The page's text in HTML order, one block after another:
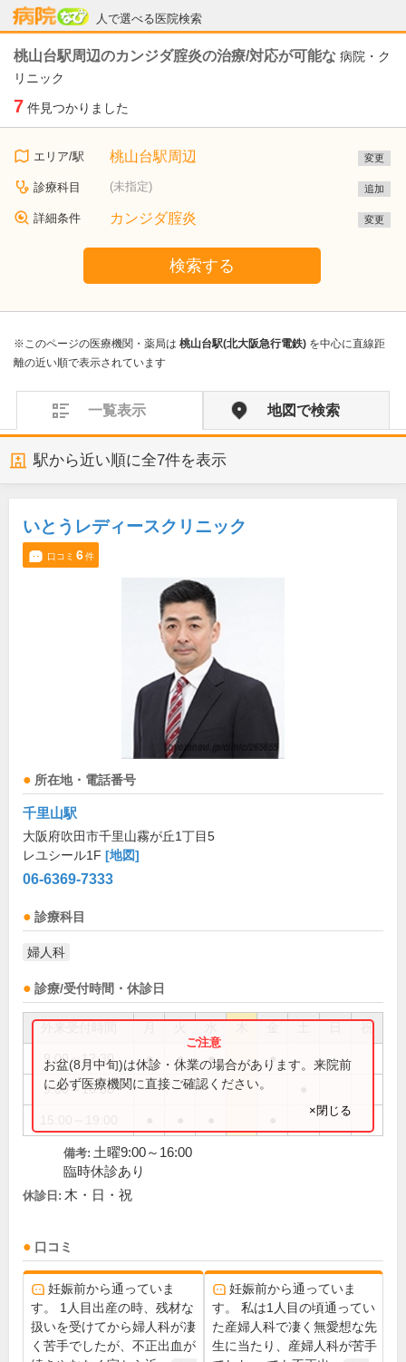
人で選べる医院検索
病院なび
桃山台駅周辺のカンジダ腟炎の治療/対応が可能な 病院・ク
リニック
7 件見つかりました
エリア/駅 桃山台駅周辺 変更
診療科目 (未指定) 追加
詳細条件 カンジダ腟炎 変更
検索する
※このページの医療機関・薬局は 桃山台駅(北大阪急行電鉄) を中心に直線距
離の近い順で表示されています
一覧表示 地図で検索
駅から近い順に全7件を表示
いとうレディースクリニック
口コミ 6件
所在地・電話番号
千里山駅
大阪府吹田市千里山霧が丘1丁目5
レユシール1F [地図]
06-6369-7333
診療科目
婦人科
診療/受付時間・休診日
祝
9:00～12:30 ● ● ● ●
9:00～16:00
お盆(8月中旬)は休診・休業の場合があります。来院前
に必ず医療機関に直接ご確認ください。
×閉じる
備考: 土曜9:00～16:00
臨時休診あり
休診日: 木・日・祝
口コミ
妊娠前から通っていま
す。 1人目出産の時、残材な
扱いを受けてから婦人科が凄
く苦手でしたが、不正出血が
妊娠前から通っていま
す。 私は1人目の頃通ってい
た産婦人科で凄く無愛想な先
生に当たり、産婦人科が苦手